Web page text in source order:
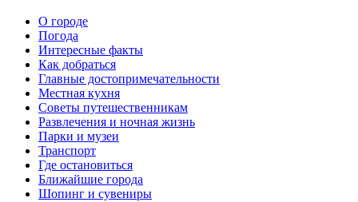
О городе
Погода
Интересные факты
Как добраться
Главные достопримечательности
Местная кухня
Советы путешественникам
Развлечения и ночная жизнь
Парки и музеи
Транспорт
Где остановиться
Ближайшие города
Шопинг и сувениры